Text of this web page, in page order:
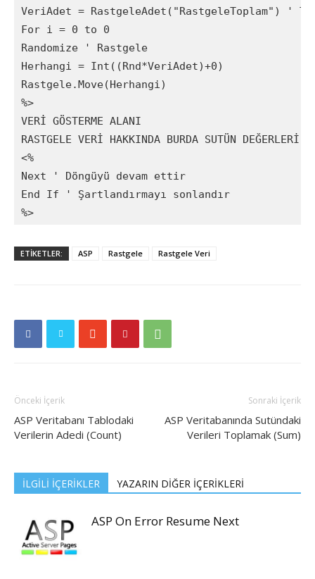
VeriAdet = RastgeleAdet("RastgeleToplam") '
For i = 0 to 0
Randomize ' Rastgele
Herhangi = Int((Rnd*VeriAdet)+0)
Rastgele.Move(Herhangi)
%>
VERİ GÖSTERME ALANI
RASTGELE VERİ HAKKINDA BURDA SUTÜN DEĞERLERİ
<%
Next ' Döngüyü devam ettir
End If ' Şartlandırmayı sonlandır
%>
ETİKETLER: ASP Rastgele Rastgele Veri
Önceki İçerik
ASP Veritabanı Tablodaki
Verilerin Adedi (Count)
Sonraki İçerik
ASP Veritabanında Sutündaki
Verileri Toplamak (Sum)
İLGİLİ İÇERİKLER YAZARIN DİĞER İÇERİKLERİ
ASP On Error Resume Next